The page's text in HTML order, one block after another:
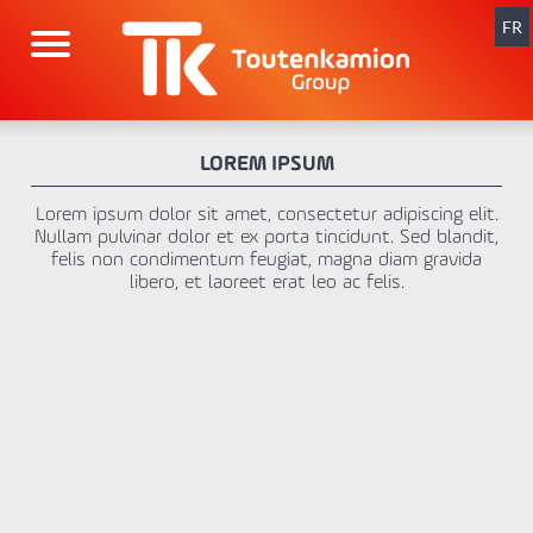
contenu
FR
LOREM IPSUM
Lorem ipsum dolor sit amet, consectetur adipiscing elit.
Nullam pulvinar dolor et ex porta tincidunt. Sed blandit,
felis non condimentum feugiat, magna diam gravida
libero, et laoreet erat leo ac felis.